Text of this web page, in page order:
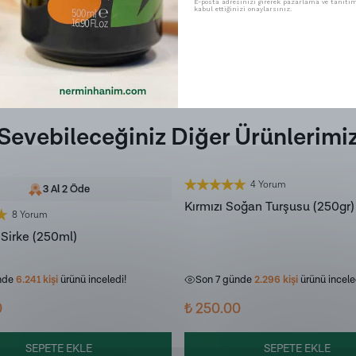
Diğer
3 Al 2 Öde
8 Yorum
(250ml)
6.241 kişi ürünü inceledi!
SEPETE EKLE
4 Yorum
Kırmızı Soğan Turşusu (250gr)
Son 7 günde2.296 kişi ürünü
₺ 250.00
SEPETE EKLE
E-posta adresinizi girerek pazarlama ve
kabul ettiğinizi onaylarsınız.